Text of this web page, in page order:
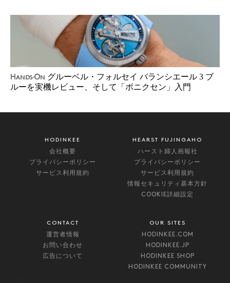
Hands-On グルーベル・フォルセイ バランシエール 3 ブ
ルーを実機レビュー、そして「ボニクセン」入門
HODINKEE
会社概要
プライバシーポリシー
サービス利用規約
HEARST FUJINGAHO
ハースト婦人画報社
プライバシーポリシー
サービス利用規約
情報セキュリティ基本方針
COOKIE詳細設定
CONTACT
運営者情報
お問い合わせ
広告について
OUR SITES
HODINKEE.COM
HODINKEE.JP
HODINKEE SHOP
HODINKEE COMMUNITY